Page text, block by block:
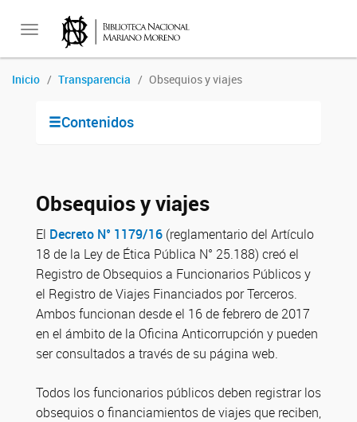
Toggle
Inicio Transparencia Obsequios y viajes
Contenidos
Obsequios y viajes
El Decreto N° 1179/16 (reglamentario del Artículo
18 de la Ley de Ética Pública N° 25.188) creó el
Registro de Obsequios a Funcionarios Públicos y
el Registro de Viajes Financiados por Terceros.
Ambos funcionan desde el 16 de febrero de 2017
en el ámbito de la Oficina Anticorrupción y pueden
ser consultados a través de su página web.
Todos los funcionarios públicos deben registrar los
obsequios o financiamientos de viajes que reciben,